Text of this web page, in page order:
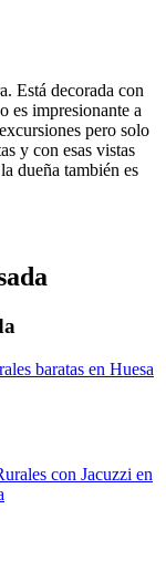
Está decorada con
es impresionante a
pero solo
y con esas vistas
dueña también es
baratas en Huesa
con Jacuzzi en